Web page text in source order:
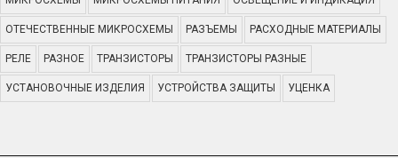
ОТЕЧЕСТВЕННЫЕ МИКРОСХЕМЫ РАЗЪЕМЫ РАСХОДНЫЕ МАТЕРИАЛЫ
РЕЛЕ РАЗНОЕ ТРАНЗИСТОРЫ ТРАНЗИСТОРЫ РАЗНЫЕ
УСТАНОВОЧНЫЕ ИЗДЕЛИЯ УСТРОЙСТВА ЗАЩИТЫ УЦЕНКА